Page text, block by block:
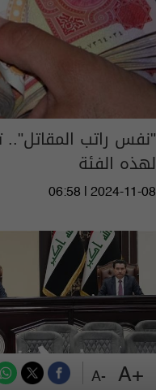
+A
-A
"نفس راتب المقاتل"..
لهذه الفئة
06:58 | 2024-11-08